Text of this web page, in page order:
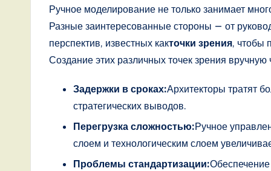
Ручное моделирование не только занимает
Разные заинтересованные стороны — от
перспектив, известных какточки зрения, чтобы
Создание этих различных точек зрения вручную
Задержки в сроках:Архитекторы тратят
стратегических выводов.
Перегрузка сложностью:Ручное
слоем и технологическим слоем
Проблемы стандартизации: